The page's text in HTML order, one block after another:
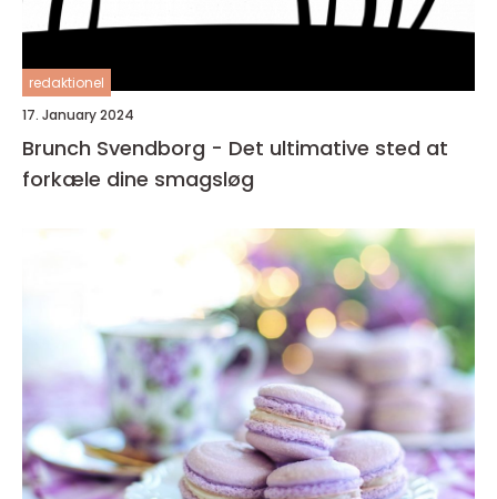
redaktionel
17. January 2024
Brunch Svendborg - Det ultimative sted at
forkæle dine smagsløg